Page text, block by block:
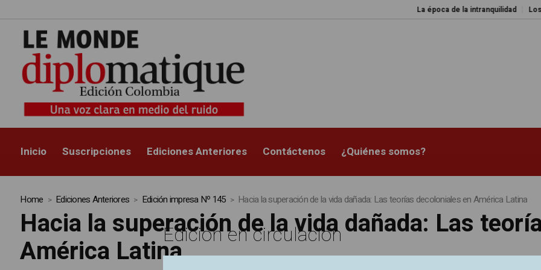
La época de la intranquilidad Los
Inicio Suscripciones Ediciones Anteriores Contáctenos ¿Quiénes somos?
Home Ediciones Anteriores Edición impresa Nº 145 Hacia la superación de la vida dañada: Las teorías decoloniales en América Latina
Hacia la superación de la vida dañada: Las
América LatinaEdición en circulación